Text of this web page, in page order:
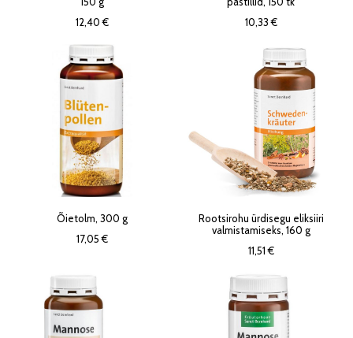
12,40 €
10,33 €
Õietolm, 300 g
17,05 €
Rootsirohu ürdisegu eliksiiri
valmistamiseks, 160 g
11,51 €